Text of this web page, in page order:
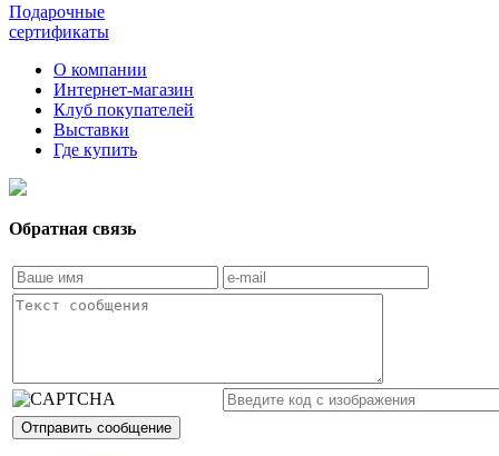
Подарочные
сертификаты
О компании
Интернет-магазин
Клуб покупателей
Выставки
Где купить
Обратная связь